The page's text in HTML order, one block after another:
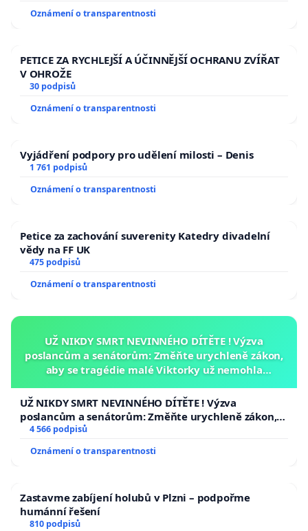
Oznámení o transparentnosti
PETICE ZA RYCHLEJŠÍ A ÚČINNĚJŠÍ OCHRANU ZVÍŘAT
V OHROŽE
30 podpisů
Oznámení o transparentnosti
Vyjádření podpory pro udělení milosti – Denis
1 761 podpisů
Oznámení o transparentnosti
Petice za zachování suverenity Katedry divadelní
vědy na FF UK
475 podpisů
Oznámení o transparentnosti
UŽ NIKDY SMRT NEVINNÉHO DÍTĚTE ! Výzva
poslancům a senátorům: Změňte urychleně zákon,
aby se tragédie malé Viktorky už nemohla
UŽ NIKDY SMRT NEVINNÉHO DÍTĚTE ! Výzva
poslancům a senátorům: Změňte urychleně zákon,
aby se tragédie malé Viktorky už nemohla opakovat!
4 566 podpisů
Oznámení o transparentnosti
Zastavme zabíjení holubů v Plzni – podpořme
humánní řešení
810 podpisů